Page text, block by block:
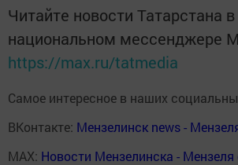
Читайте новости Татарстана в
национальном мессенджере
https://max.ru/tatmedia
Самое интересное в наших
ВКонтакте: Мензелинск news -
MAX: Новости Мензелинска - Мензеля